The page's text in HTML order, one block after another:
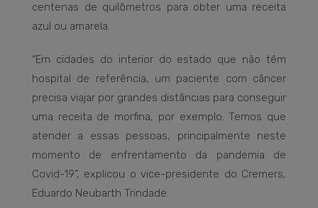
centenas de quilômetros para obter uma receita
azul ou amarela.
“Em cidades do interior do estado que não têm
hospital de referência, um paciente com câncer
precisa viajar por grandes distâncias para conseguir
uma receita de morfina, por exemplo. Temos que
atender a essas pessoas, principalmente neste
momento de enfrentamento da pandemia de
Covid-19”, explicou o vice-presidente do Cremers,
Eduardo Neubarth Trindade.